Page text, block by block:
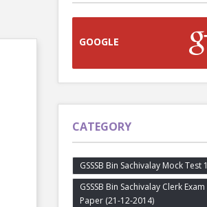
GOOGLE
CATEGORY
GSSSB Bin Sachivalay Mock Test 1
GSSSB Bin Sachivalay Clerk Exam
Paper (21-12-2014)